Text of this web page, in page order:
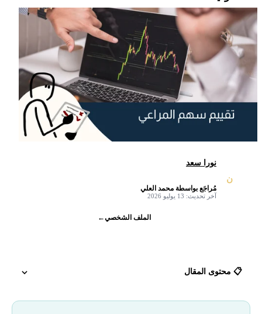
ن
نورا سعد
مُراجَع بواسطة محمد العلي
آخر تحديث: 13 يوليو 2026
الملف الشخصي←
📋 محتوى المقال